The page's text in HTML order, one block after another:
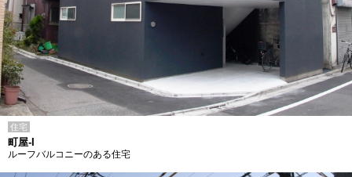
住宅
町屋-I
ルーフバルコニーのある住宅